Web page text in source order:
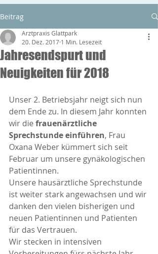
Beitrag
Jahresendspurt und
Neuigkeiten für 2018
Arztpraxis Glattpark
20. Dez. 2017 1 Min. Lesezeit
Unser 2. Betriebsjahr neigt sich nun
dem Ende zu. In diesem Jahr konnten
wir die frauenärztliche
Sprechstunde einführen, Frau
Oxana Weber kümmert sich seit
Februar um unsere gynäkologischen
Patientinnen.
Unsere hausärztliche Sprechstunde
ist weiter stark angewachsen und wir
danken den vielen bisherigen und
neuen Patientinnen und Patienten
für das Vertrauen.
Wir stecken in intensiven